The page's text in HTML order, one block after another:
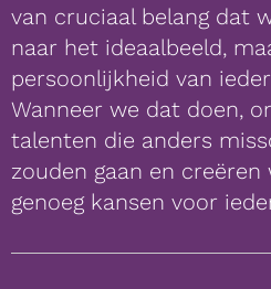
van cruciaal belang dat
naar het ideaalbeeld,
persoonlijkheid van
Wanneer we dat doen,
talenten die anders
zouden gaan en
genoeg kansen voor